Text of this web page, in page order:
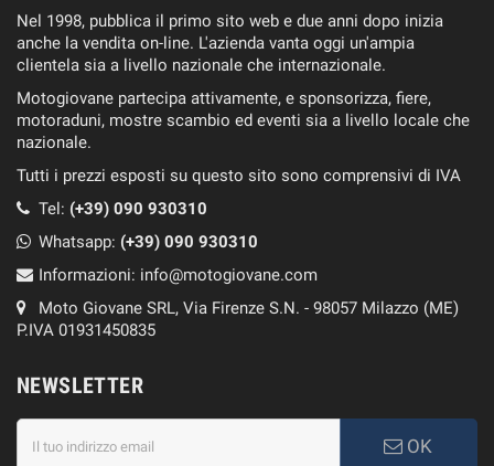
Nel 1998, pubblica il primo sito web e due anni dopo inizia
anche la vendita on-line. L'azienda vanta oggi un'ampia
clientela sia a livello nazionale che internazionale.
Motogiovane partecipa attivamente, e sponsorizza, fiere,
motoraduni, mostre scambio ed eventi sia a livello locale che
nazionale.
Tutti i prezzi esposti su questo sito sono comprensivi di IVA
Tel: (+39) 090 930310
Whatsapp: (+39) 090 930310
Informazioni: info@motogiovane.com
Moto Giovane SRL, Via Firenze S.N. - 98057 Milazzo (ME)
P.IVA 01931450835
NEWSLETTER
OK